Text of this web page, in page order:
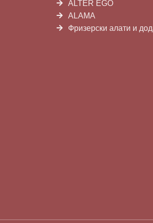
ALTER EGO
ALAMA
Фризерски алати и